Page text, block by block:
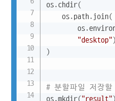
os. chdir(
    os
. path. join(
        os
.
"desktop")
)
# 분할파일 저장
os.mkdir("result")